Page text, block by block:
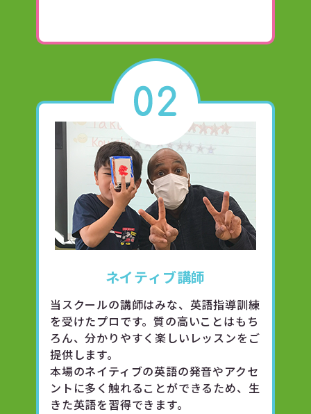
ネイティブ講師
当スクールの講師はみな、英語指導訓練
を受けたプロです。質の高いことはもち
ろん、分かりやすく楽しいレッスンをご
提供します。
本場のネイティブの英語の発音やアクセ
ントに多く触れることができるため、生
きた英語を習得できます。